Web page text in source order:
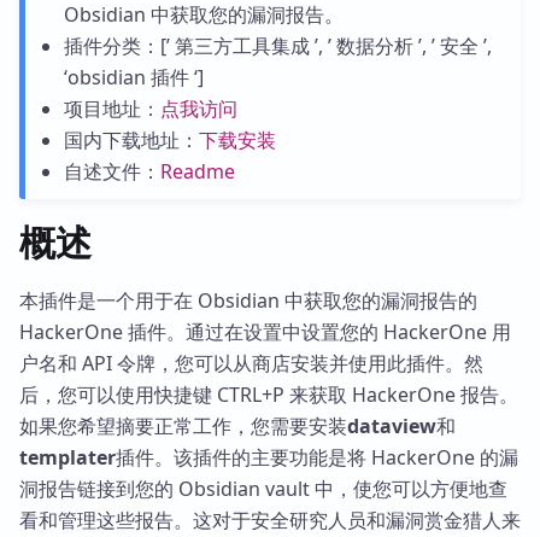
Obsidian 中获取您的漏洞报告。
插件分类：[’ 第三方工具集成 ’, ’ 数据分析 ’, ’ 安全 ’,
‘obsidian 插件 ‘]
项目地址： 点我访问
国内下载地址： 下载安装
自述文件： Readme
概述
本插件是一个用于在 Obsidian 中获取您的漏洞报告的
HackerOne 插件。通过在设置中设置您的 HackerOne 用
户名和 API 令牌，您可以从商店安装并使用此插件。然
后，您可以使用快捷键 CTRL+P 来获取 HackerOne 报告。
如果您希望摘要正常工作，您需要安装dataview和
templater插件。该插件的主要功能是将 HackerOne 的漏
洞报告链接到您的 Obsidian vault 中，使您可以方便地查
看和管理这些报告。这对于安全研究人员和漏洞赏金猎人来